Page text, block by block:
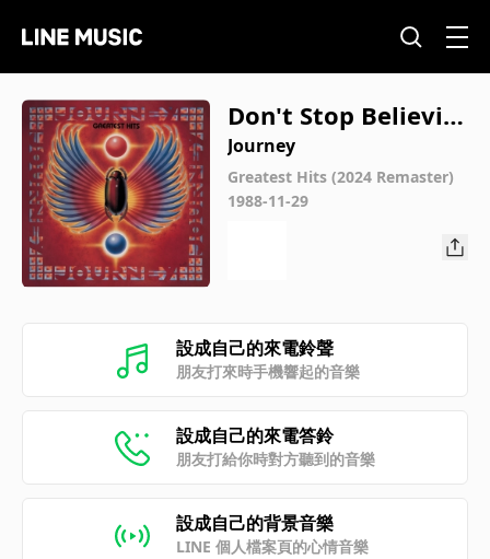
Don't Stop Believin'
(2024 Remaster)
Journey
Greatest Hits (2024 Remaster)
1988-11-29
設成自己的來電鈴聲
朋友打來時手機響起的音樂
設成自己的來電答鈴
朋友打給你時對方聽到的音樂
設成自己的背景音樂
LINE 個人檔案頁的心情音樂